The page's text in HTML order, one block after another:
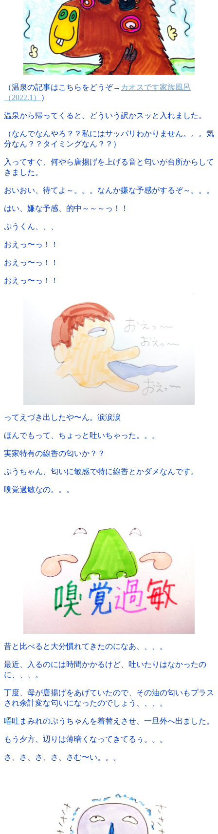
（温泉の記事はこちらをどうぞ→ カオスです家族風呂
（2022.1）
）
温泉から帰ってくると、どういう訳かスッと入れました。
（なんでなんやろ？？私にはサッパリわかりません。。。気
分なん？？タイミングなん？？）
入ってすぐ、何やら唐揚げを上げる音と匂いが台所からして
きました。
おいおい、待てよ～。。。なんか嫌な予感がするぞ～。。。
はい、嫌な予感、的中～～～っ！！
ぷうくん、、、
おえっ〜っ！！
おえっ〜っ！！
おえっ〜っ！！
ってえづき出したや〜ん。涙涙涙
ほんでもって、ちょっと吐いちゃった。。。
実家特有の線香の匂いか？？
ぷうちゃん、匂いに敏感で特に線香とかダメなんです。
嗅覚過敏なの。。。
昔と比べると大分慣れてきたのになあ、、、。
最近、入るのには時間かかるけど、吐いたりはなかったの
に、、、。
丁度、母が唐揚げをあげていたので、その油の匂いもプラス
され余計変な匂いになったのでしょう、、、。
嘔吐まみれのぷうちゃんを着替えさせ、一旦外へ出ました。
もう夕方、辺りは薄暗くなってきてるぅ。。。
さ、さ、さ、さ、さむ〜い。。。